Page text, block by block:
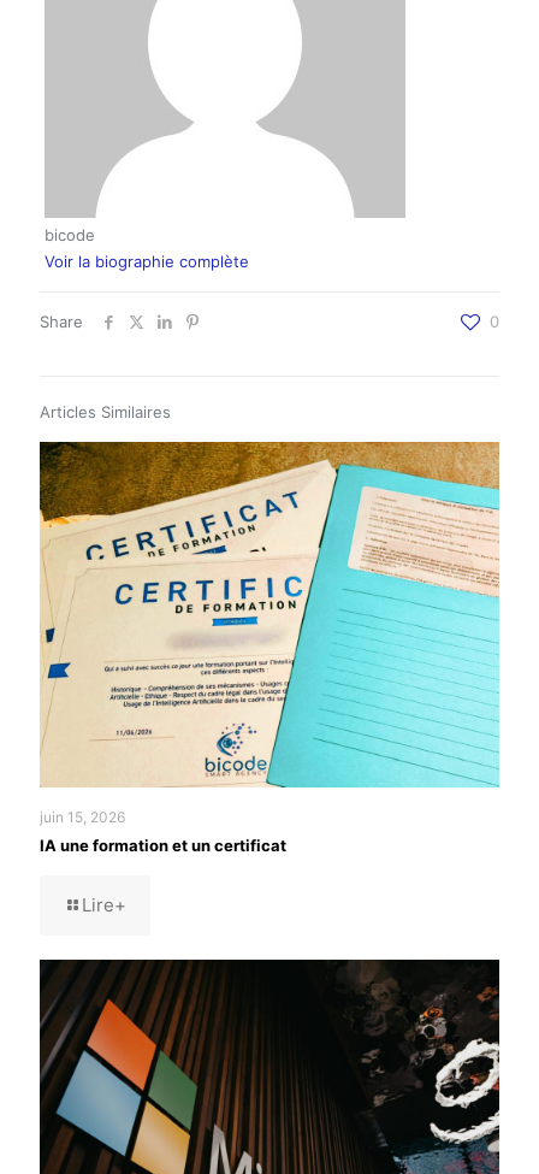
bicode
Voir la biographie complète
Share 0
Articles Similaires
juin 15, 2026
IA une formation et un certificat
Lire+